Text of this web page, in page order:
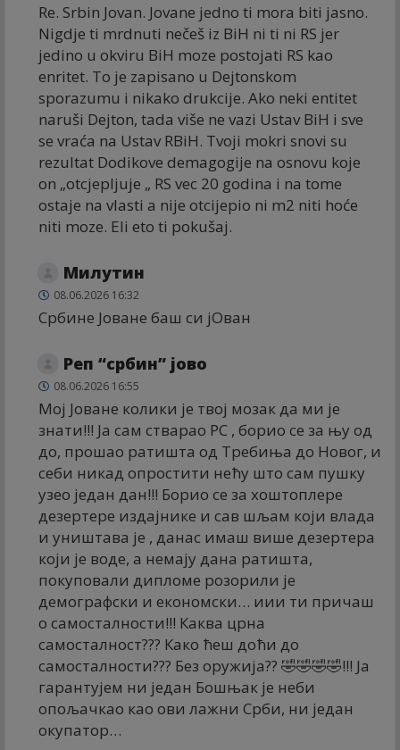
Re. Srbin Jovan. Jovane jedno ti mora biti jasno.
Nigdje ti mrdnuti nečeš iz BiH ni ti ni RS jer
jedino u okviru BiH moze postojati RS kao
enritet. To je zapisano u Dejtonskom
sporazumu i nikako drukcije. Ako neki entitet
naruši Dejton, tada više ne vazi Ustav BiH i sve
se vraća na Ustav RBiH. Tvoji mokri snovi su
rezultat Dodikove demagogije na osnovu koje
on „otcjepljuje „ RS vec 20 godina i na tome
ostaje na vlasti a nije otcijepio ni m2 niti hoće
niti moze. Eli eto ti pokušaj.
Милутин
08.06.2026 16:32
Србине Јоване баш си јОван
Реп “србин” јово
08.06.2026 16:55
Мој Јоване колики је твој мозак да ми је
знати!!! Ја сам стварао РС , борио се за њу од
до, прошао ратишта од Требиња до Новог, и
себи никад опростити нећу што сам пушку
узео један дан!!! Борио се за хоштоплере
дезертере издајнике и сав шљам који влада
и уништава је , данас имаш више дезертера
који је воде, а немају дана ратишта,
покуповали дипломе розорили је
демографски и економски… иии ти причаш
о самосталности!!! Каква црна
самосталност??? Како ћеш доћи до
самосталности??? Без оружија?? 🤣🤣🤣🤣!!! Ја
гарантујем ни један Бошњак је неби
опољачкао као ови лажни Срби, ни један
окупатор…